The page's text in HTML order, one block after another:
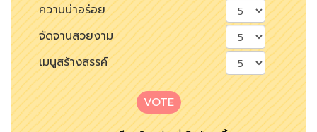
ความน่าอร่อย
จัดจานสวยงาม
เมนูสร้างสรรค์
VOTE